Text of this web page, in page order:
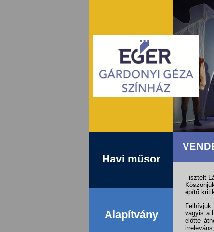
Havi műsor
Alapítvány
Tisztelt
építő
vagyis a
előtte